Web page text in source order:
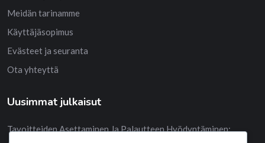
Meidän tarinamme
Käyttäjäsopimus
Evästeet ja seuranta
Ota yhteyttä
Uusimmat julkaisut
Tavoitteiden Asettaminen Ja Palautteen Hyödyntäminen: